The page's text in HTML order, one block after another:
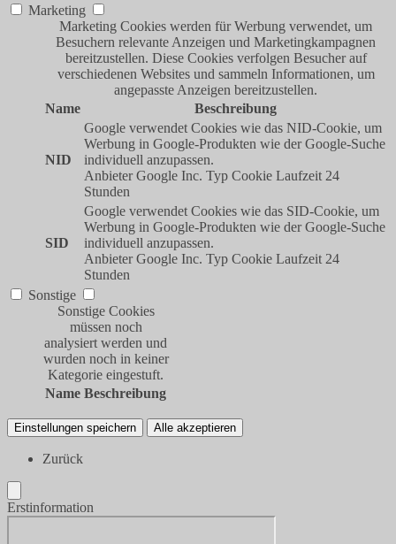
Marketing
Marketing Cookies werden für Werbung verwendet, um
Besuchern relevante Anzeigen und Marketingkampagnen
bereitzustellen. Diese Cookies verfolgen Besucher auf
verschiedenen Websites und sammeln Informationen, um
angepasste Anzeigen bereitzustellen.
Name
Beschreibung
NID
Google verwendet Cookies wie das NID-Cookie, um
Werbung in Google-Produkten wie der Google-Suche
individuell anzupassen.
Anbieter Google Inc. Typ Cookie Laufzeit 24
Stunden
SID
Google verwendet Cookies wie das SID-Cookie, um
Werbung in Google-Produkten wie der Google-Suche
individuell anzupassen.
Anbieter Google Inc. Typ Cookie Laufzeit 24
Stunden
Sonstige
Sonstige Cookies
müssen noch
analysiert werden und
wurden noch in keiner
Kategorie eingestuft.
Name Beschreibung
Einstellungen speichern Alle akzeptieren
Zurück
Erstinformation